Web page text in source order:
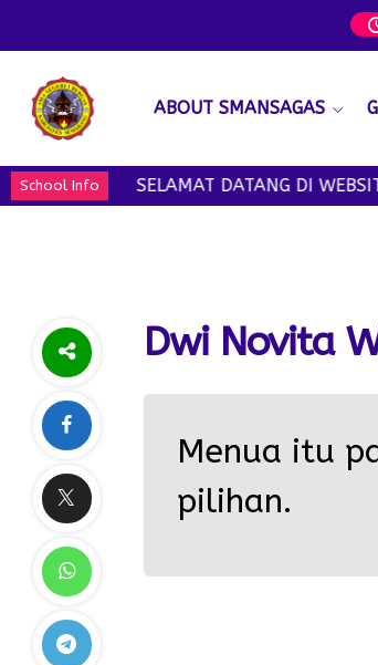
ABOUT SMANSAGAS
School Info SELAMAT DATANG DI
Dwi Novita
Menua itu
pilihan.